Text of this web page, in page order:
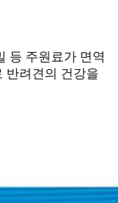
등 주원료가 면역
반려견의 건강을